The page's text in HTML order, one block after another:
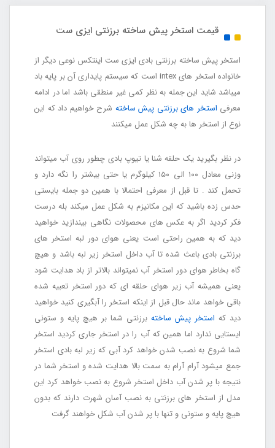
قیمت استخر پیش ساخته برزنتی ایزی ست
استخر پیش ساخته برزنتی بادی ایزی ست اینتکس نوعی دیگر از
خانواده استخر های intex است که سیستم پایداری آن بر پایه باد
میباشد شاید این جمله به نظر کمی غیر منطقی باشد اما در ادامه
معرفی استخر های برزنتی پیش ساخته شرح خواهیم داد که این
نوع از استخر ها به چه شکل عمل میکنند
در نظر بگیرید یک حلقه شنا یا تیوپ بادی چطور روی آب میتواند
وزنی معادل ۱۰۰ الی ۱۵۰ کیلوگرم یا حتی بیشتر را نگه دارد و
تحمل کند . تا قبل از معرفی احتمالا با همین دو جمله بایستی
حدس زده باشید که این مکانیزم به شکل عمل میکند بله درست
فکر کردید اگر به عکس های محصولات نگاهی بیندازید خواهید
دید که به همین راحتی است یعنی هوای دور لبه استخر های
برزنتی بادی باعث شده تا آب داخل استخر زیر لبه باشد و هیچ
گاه بخاطر هوای دور استخر آب نمیتواند بالاتر از باد هدایت شود
یعنی همیشه آب زیر هوای حلقه ای که دور استخر تعبیه شده
باقی خواهد ماند حال قبل از اینکه استخر را آبگیری کنید خواهید
دید که استخر پیش ساخته برزنتی شما بر هیچ پایه و ستونی
ایستایی ندارد اما همین که آب را در استخر جاری کردید استخر
شما شروع به نصب شدن خواهد کرد آبی که زیر لبه بادی استخر
جمع میشود آرام آرام به سمت بالا هدایت شده و استخر شما در
نتیجه با پر شدن آب داخل استخر شروع به نصب خواهد کرد این
مدل از استخر های برزنتی به نصب آسان شهرت دارند که بدون
هیچ پایه و ستونی و تنها با پر شدن آب شکل خواهند گرفت